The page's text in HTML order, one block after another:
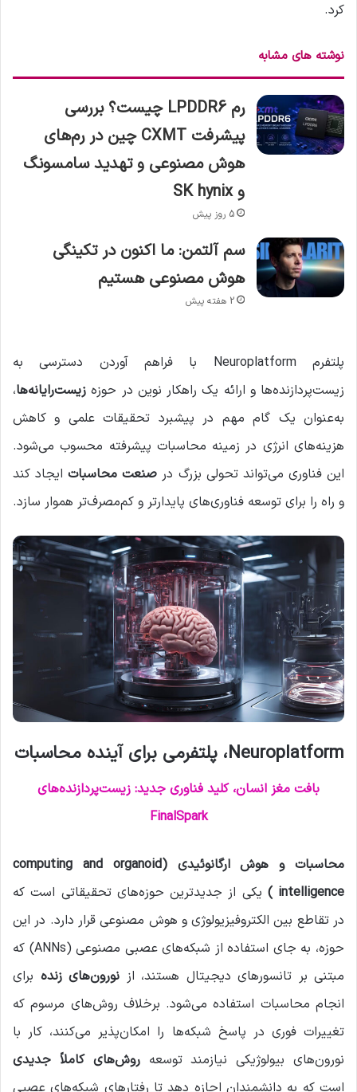
کرد.
نوشته های مشابه
رم LPDDR6 چیست؟ بررسی
پیشرفت CXMT چین در رم‌های
هوش مصنوعی و تهدید سامسونگ
و SK hynix
5 روز پیش
سم آلتمن: ما اکنون در تکینگی
هوش مصنوعی هستیم
2 هفته پیش
پلتفرم Neuroplatform با فراهم آوردن دسترسی به
زیست‌پردازنده‌ها و ارائه یک راهکار نوین در حوزه زیست‌رایانه‌ها،
به‌عنوان یک گام مهم در پیشبرد تحقیقات علمی و کاهش
هزینه‌های انرژی در زمینه محاسبات پیشرفته محسوب می‌شود.
این فناوری می‌تواند تحولی بزرگ در صنعت محاسباتایجاد کند
و راه را برای توسعه فناوری‌های پایدارتر و کم‌مصرف‌تر هموار سازد.
Neuroplatform، پلتفرمی برای آینده محاسبات
بافت مغز انسان، کلید فناوری جدید: زیست‌پردازنده‌های
FinalSpark
محاسبات و هوش ارگانوئیدی (computing and organoid
intelligence )
یکی از جدیدترین حوزه‌های تحقیقاتی است که
در تقاطع بین الکتروفیزیولوژی و هوش مصنوعی قرار دارد. در این
حوزه، به جای استفاده از شبکه‌های عصبی مصنوعی (ANNs) که
مبتنی بر تانسورهای دیجیتال هستند، از نورون‌های زنده برای
انجام محاسبات استفاده می‌شود. برخلاف روش‌های مرسوم که
تغییرات فوری در پاسخ شبکه‌ها را امکان‌پذیر می‌کنند، کار با
نورون‌های بیولوژیکی نیازمند توسعهروش‌های کاملاً جدیدی